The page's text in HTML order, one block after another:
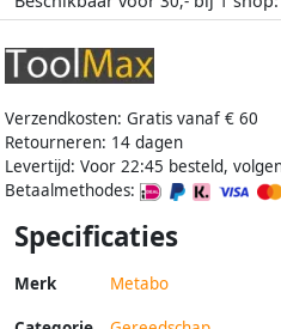
Verzendkosten: Gratis vanaf € 60
Retourneren: 14 dagen
Levertijd: Voor 22:45 besteld,
Betaalmethodes:
Specificaties
Merk Metabo